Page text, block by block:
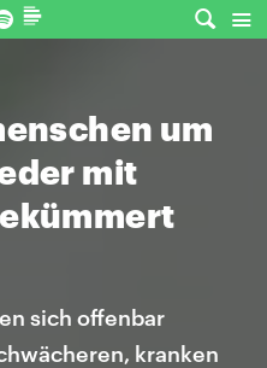
um
mit
sich offenbar
kranken